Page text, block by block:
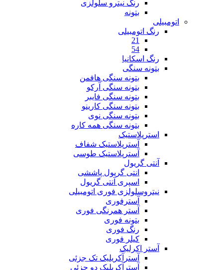
رنگ نیترو سلولزی
بتونه
اتومبیلی
رنگ اتومبیلی
21
54
رنگ اسکانیا
بتونه سنگی
بتونه سنگی هافمن
بتونه سنگی آرکو
بتونه سنگی فایبر
بتونه سنگی کارینو
بتونه سنگی نوی
بتونه سنگی همه کاره
استرپلاستیک
آسترپلاستیک شفاف
آسترپلاستیک طوسی
آنتی گریول
انتی گریول پاششی
اسپری آنتی گریول
نیتروسلولزی فوری اتومبیلی
آسترفوری
آستر همرنگی فوری
بتونه فوری
رنگ فوری
کیلر فوری
آستر اکرلیک
آسترآکریلیک تک جزئی
آسترآکریلیک دو جزئی